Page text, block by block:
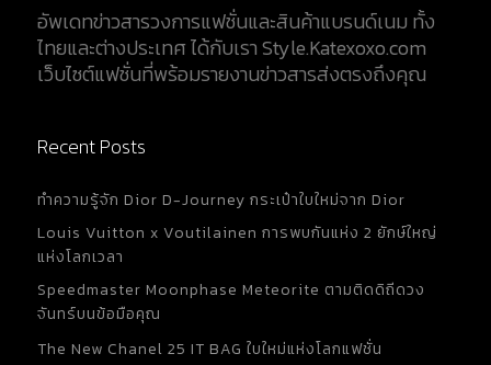
อัพเดทข่าวสารวงการแฟชั่นและสินค้าแบรนด์เนม ทั้ง
ไทยและต่างประเทศ ได้กับเรา Style.Katexoxo.com
เว็บไซต์แฟชั่นที่พร้อมรายงานข่าวสารส่งตรงถึงคุณ
Recent Posts
ทำความรู้จัก Dior D-Journey กระเป๋าใบใหม่จาก Dior
Louis Vuitton x Voutilainen การพบกันแห่ง 2 ยักษ์ใหญ่
แห่งโลกเวลา
Speedmaster Moonphase Meteorite ตามติดดิถีดวง
จันทร์บนข้อมือคุณ
The New Chanel 25 IT BAG ใบใหม่แห่งโลกแฟชั่น